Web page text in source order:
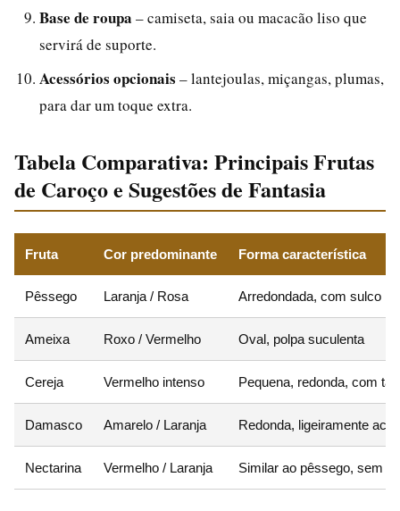
Base de roupa – camiseta, saia ou macacão liso que
servirá de suporte.
Acessórios opcionais – lantejoulas, miçangas, plumas,
para dar um toque extra.
Tabela Comparativa: Principais Frutas
de Caroço e Sugestões de Fantasia
Fruta Cor predominante Forma característica
Pêssego Laranja / Rosa Arredondada, com sulco
Ameixa Roxo / Vermelho Oval, polpa suculenta
Cereja Vermelho intenso Pequena, redonda, com
Damasco Amarelo / Laranja Redonda, ligeiramente
Nectarina Vermelho / Laranja Similar ao pêssego, sem